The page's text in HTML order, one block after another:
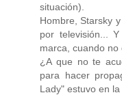
situación).
Hombre, Starsky
por televisión...
marca, cuando
¿A que no te
para hacer
Lady" estuvo en